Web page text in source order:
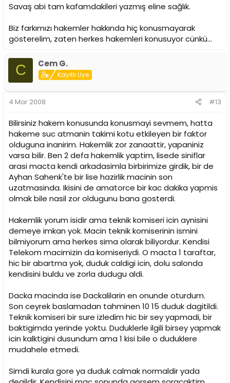
Savaş abi tam kafamdakileri yazmış eline sağlık.
Biz farkımızı hakemler hakkında hiç konusmayarak
gösterelim, zaten herkes hakemleri konusuyor cünkü...
C Cem G.
Kayıtlı Üye
4 Mar 2008 #13
Bilirsiniz hakem konusunda konusmayi sevmem, hatta
hakeme suc atmanin takimi kotu etkileyen bir faktor
olduguna inanirim. Hakemlik zor zanaattir, yapaniniz
varsa bilir. Ben 2 defa hakemlik yaptim, lisede siniflar
arasi macta kendi arkadasimla birbirimize girdik, bir de
Ayhan Sahenk'te bir lise hazirlik macinin son
uzatmasinda. Ikisini de amatorce bir kac dakika yapmis
olmak bile nasil zor oldugunu bana gosterdi.
Hakemlik yorum isidir ama teknik komiseri icin aynisini
demeye imkan yok. Macin teknik komiserinin ismini
bilmiyorum ama herkes sima olarak biliyordur. Kendisi
Telekom macimizin da komiseriydi. O macta 1 taraftar,
hic bir abartma yok, duduk caldigi icin, dolu salonda
kendisini buldu ve zorla dudugu aldi.
Dacka macinda ise Dackalilarin en onunde oturdum.
Son ceyrek baslamadan tahminen 10 15 duduk dagitildi.
Teknik komiseri bir sure izledim hic bir sey yapmadi, bir
baktigimda yerinde yoktu. Duduklerle ilgili birsey yapmak
icin kalktigini dusundum ama 1 kisi bile o duduklere
mudahele etmedi.
Simdi kurala gore ya duduk calmak normaldir yada